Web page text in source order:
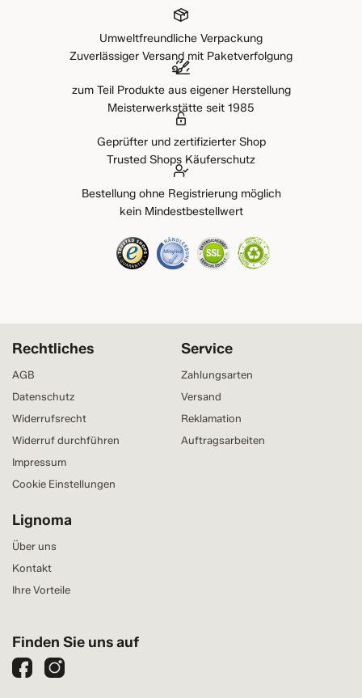
Umweltfreundliche Verpackung
Zuverlässiger Versand mit Paketverfolgung
zum Teil Produkte aus eigener Herstellung
Meisterwerkstätte seit 1985
Geprüfter und zertifizierter Shop
Trusted Shops Käuferschutz
Bestellung ohne Registrierung möglich
kein Mindestbestellwert
Service
Zahlungsarten
Versand
Reklamation
Auftragsarbeiten
Rechtliches
AGB
Datenschutz
Widerrufsrecht
Widerruf durchführen
Impressum
Cookie Einstellungen
Lignoma
Über uns
Kontakt
Ihre Vorteile
Finden Sie uns auf